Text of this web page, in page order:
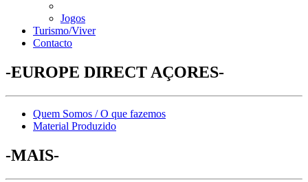
Jogos
Turismo/Viver
Contacto
-EUROPE DIRECT AÇORES-
Quem Somos / O que fazemos
Material Produzido
-MAIS-